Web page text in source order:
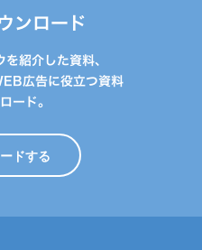
ンロード
紹介した資料、
広告に役立つ資料
ード。
ドする